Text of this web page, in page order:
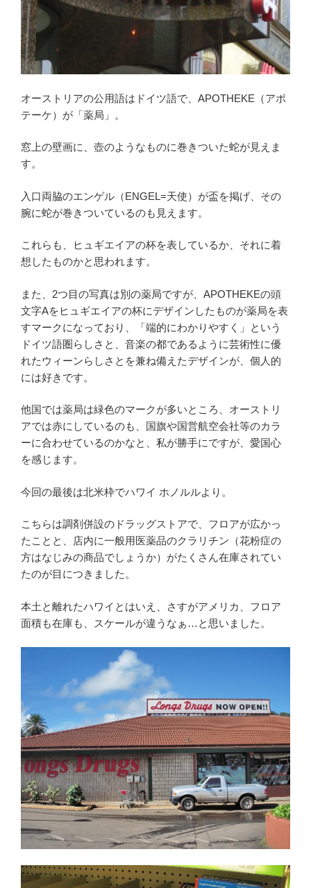
オーストリアの公用語はドイツ語で、APOTHEKE（アポ
テーケ）が「薬局」。
窓上の壁画に、壺のようなものに巻きついた蛇が見えま
す。
入口両脇のエンゲル（ENGEL=天使）が盃を掲げ、その
腕に蛇が巻きついているのも見えます。
これらも、ヒュギエイアの杯を表しているか、それに着
想したものかと思われます。
また、2つ目の写真は別の薬局ですが、APOTHEKEの頭
文字Aをヒュギエイアの杯にデザインしたものが薬局を表
すマークになっており、「端的にわかりやすく」という
ドイツ語圏らしさと、音楽の都であるように芸術性に優
れたウィーンらしさとを兼ね備えたデザインが、個人的
には好きです。
他国では薬局は緑色のマークが多いところ、オーストリ
アでは赤にしているのも、国旗や国営航空会社等のカラ
ーに合わせているのかなと、私が勝手にですが、愛国心
を感じます。
今回の最後は北米枠でハワイ ホノルルより。
こちらは調剤併設のドラッグストアで、フロアが広かっ
たことと、店内に一般用医薬品のクラリチン（花粉症の
方はなじみの商品でしょうか）がたくさん在庫されてい
たのが目につきました。
本土と離れたハワイとはいえ、さすがアメリカ、フロア
面積も在庫も、スケールが違うなぁ…と思いました。